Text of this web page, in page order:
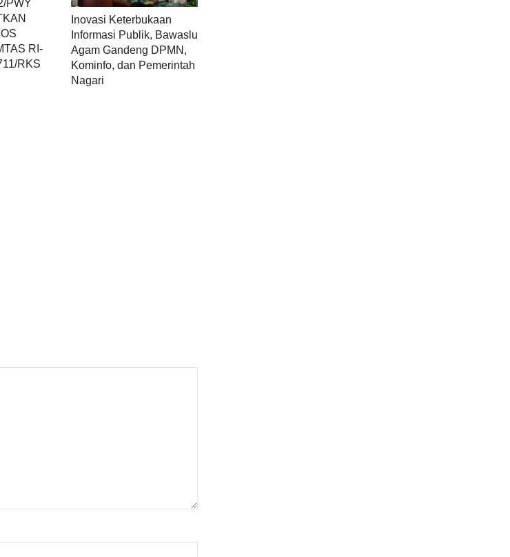
PWY
RI-
RKS
Inovasi Keterbukaan
Informasi Publik, Bawaslu
Agam Gandeng DPMN,
Kominfo, dan Pemerintah
Nagari